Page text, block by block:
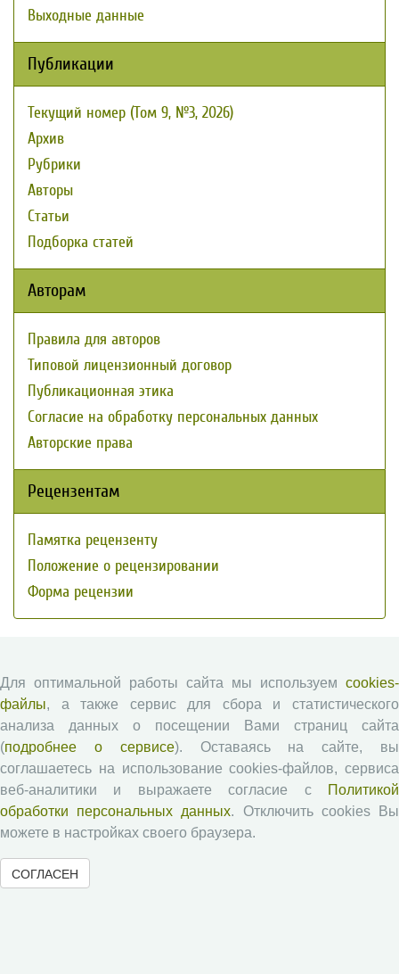
Выходные данные
Публикации
Текущий номер (Том 9, №3, 2026)
Архив
Рубрики
Авторы
Статьи
Подборка статей
Авторам
Правила для авторов
Типовой лицензионный договор
Публикационная этика
Согласие на обработку персональных данных
Авторские права
Рецензентам
Памятка рецензенту
Положение о рецензировании
Форма рецензии
Экономические и социальные перемены
Проблемы развития территории
Вопросы территориального развития
Юный экономист
АгроЗооТехника
Для оптимальной работы сайта мы используем cookies-
файлы, а также сервис для сбора и статистического
анализа данных о посещении Вами страниц сайта
(подробнее о сервисе). Оставаясь на сайте, вы
соглашаетесь на использование cookies-файлов, сервиса
веб-аналитики и выражаете согласие с
Политикой
обработки персональных данных. Отключить cookies Вы
можете в настройках своего браузера.
СОГЛАСЕН